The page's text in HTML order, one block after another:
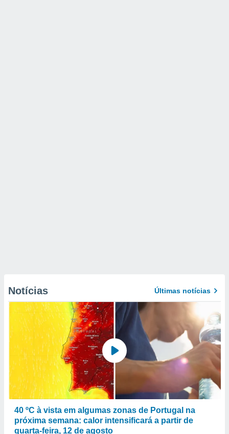
Notícias Últimas notícias
40 ºC à vista em algumas zonas de Portugal na
próxima semana: calor intensificará a partir de
quarta-feira, 12 de agosto